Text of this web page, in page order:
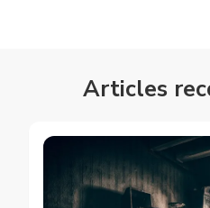
Articles